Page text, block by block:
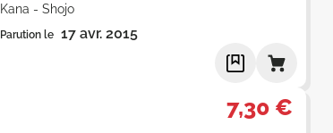
Kana - Shojo
Parution le 17 avr. 2015
7,30 €